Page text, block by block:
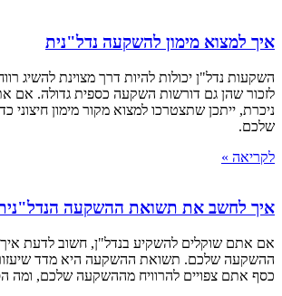
איך למצוא מימון להשקעה נדל"נית
השקעות נדל"ן יכולות להיות דרך מצוינת להשיג
לזכור שהן גם דורשות השקעה כספית גדולה. אם
ניכרת, ייתכן שתצטרכו למצוא מקור מימון
שלכם.
לקריאה »
איך לחשב את תשואת ההשקעה
אם אתם שוקלים להשקיע בנדל"ן, חשוב לדעת
ההשקעה שלכם. תשואת ההשקעה היא מדד
כסף אתם צפויים להרוויח מההשקעה שלכם, ומה